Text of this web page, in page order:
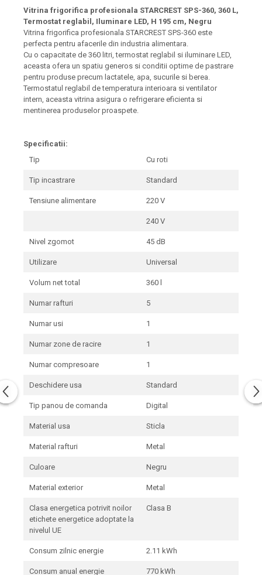
Vitrina frigorifica profesionala STARCREST SPS-360, 360 L,
Termostat reglabil, Iluminare LED, H 195 cm, Negru
Vitrina frigorifica profesionala STARCREST SPS-360 este
perfecta pentru afacerile din industria alimentara.
Cu o capacitate de 360 litri, termostat reglabil si iluminare LED,
aceasta ofera un spatiu generos si conditii optime de pastrare
pentru produse precum lactatele, apa, sucurile si berea.
Termostatul reglabil de temperatura interioara si ventilator
intern, aceasta vitrina asigura o refrigerare eficienta si
mentinerea produselor proaspete.
Specificatii:
Tip
Cu roti
Tip incastrare Standard
Tensiune alimentare 220 V
240 V
Nivel zgomot 45 dB
Utilizare Universal
Volum net total 360 l
Numar rafturi 5
Numar usi 1
Numar zone de racire 1
Numar compresoare 1
Deschidere usa Standard
Tip panou de comanda Digital
Material usa Sticla
Material rafturi Metal
Culoare Negru
Material exterior Metal
Clasa energetica potrivit noilor
etichete energetice adoptate la
nivelul UE
Clasa B
Consum zilnic energie 2.11 kWh
Consum anual energie 770 kWh